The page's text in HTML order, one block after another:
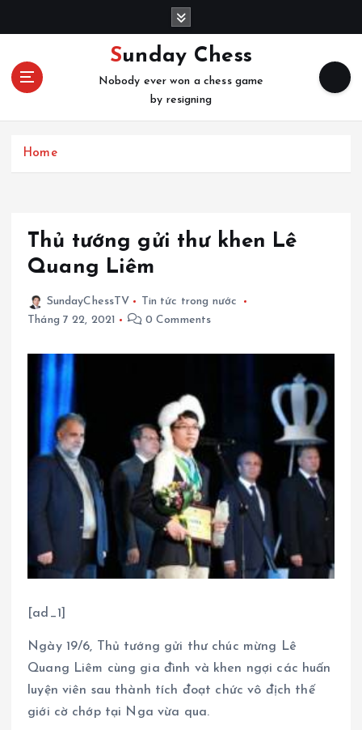
c
Sunday Chess
Nobody ever won a chess game
by resigning
Home
Thủ tướng gửi thư khen Lê
Quang Liêm
SundayChessTV
Tin tức trong nước
Tháng 7 22, 2021
0 Comments
[ad_1]
Ngày 19/6, Thủ tướng gửi thư chúc mừng Lê
Quang Liêm cùng gia đình và khen ngợi các huấn
luyện viên sau thành tích đoạt chức vô địch thế
giới cờ chớp tại Nga vừa qua.